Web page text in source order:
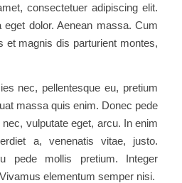
consectetuer adipiscing elit.
eget dolor. Aenean massa. Cum
et magnis dis parturient montes,
nec, pellentesque eu, pretium
massa quis enim. Donec pede
vulputate eget, arcu. In enim
a, venenatis vitae, justo.
pede mollis pretium. Integer
elementum semper nisi.